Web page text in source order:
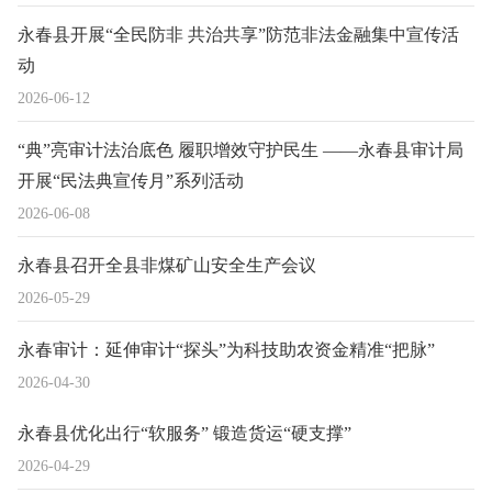
2026-06-12
永春县开展“全民防非 共治共享”防范非法金融集中宣传活
动
2026-06-08
“典”亮审计法治底色 履职增效守护民生 ——永春县审计局
开展“民法典宣传月”系列活动
2026-05-29
永春县召开全县非煤矿山安全生产会议
2026-04-30
永春审计：延伸审计“探头”为科技助农资金精准“把脉”
2026-04-29
永春县优化出行“软服务” 锻造货运“硬支撑”